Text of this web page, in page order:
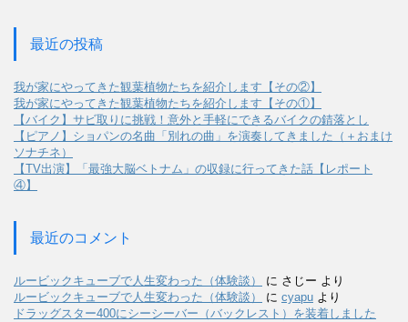
最近の投稿
我が家にやってきた観葉植物たちを紹介します【その②】
我が家にやってきた観葉植物たちを紹介します【その①】
【バイク】サビ取りに挑戦！意外と手軽にできるバイクの錆落とし
【ピアノ】ショパンの名曲「別れの曲」を演奏してきました（＋おまけ
ソナチネ）
【TV出演】「最強大脳ベトナム」の収録に行ってきた話【レポート
④】
最近のコメント
ルービックキューブで人生変わった（体験談） に さじー より
ルービックキューブで人生変わった（体験談）
に cyapu より
ドラッグスター400にシーシーバー（バックレスト）を装着しました